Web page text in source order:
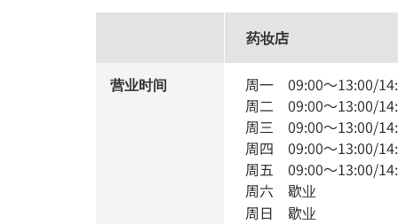
药妆店
营业时间 周一 09:00～13:00/
周二 09:00～13:00/
周三 09:00～13:00/
周四 09:00～13:00/
周五 09:00～13:00/
周六 歇业
周日 歇业